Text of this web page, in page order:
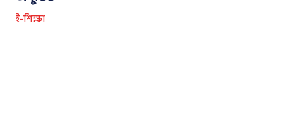
ই-শিক্ষা